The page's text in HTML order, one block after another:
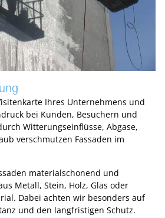
Ihres Unternehmens und
bei Kunden, Besuchern und
Witterungseinflüsse, Abgase,
verschmutzen Fassaden im
materialschonend und
Metall, Stein, Holz, Glas oder
Dabei achten wir besonders auf
und den langfristigen Schutz.